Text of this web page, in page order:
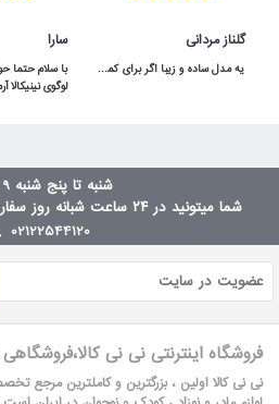
گلناز مردانی
یه مدل ساده و زیبا اگر برای کمد سه دربش جا داشته باشید خیلی هم کاربردی میشه
سارا
شنبه تا پنج شنبه 9 الی 20
شما میتونید در ۲۴ ساعت شبانه روز سفارشات خود را آنلاین ثبت کنید
02122544120
فروشگاه اینترنتی نی نی
نی نی کالا اولین ، بزرگترین و کاملترین مرجع